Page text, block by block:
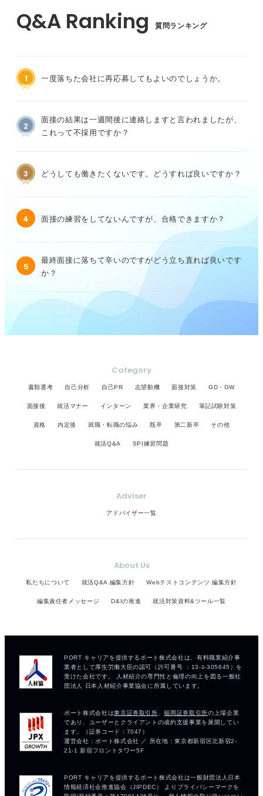
質問ランキング
1 一度落ちた会社に再応募してもよいのでしょうか。
2
面接の結果は一週間後に連絡しますと言われましたが、
これって不採用ですか？
3 どうしても働きたくないです。どうすれば良いですか？
4 面接の練習をしてないんですが、合格できますか？
5
最終面接に落ちて辛いのですがどう立ち直れば良いです
か？
Category
書類選考 自己分析 自己PR 志望動機 面接対策 GD・GW
面接後 就活マナー インターン 業界・企業研究 筆記試験対策
資格 内定後 就職・転職の悩み 既卒 第二新卒 その他
就活Q&A SPI練習問題
Adviser
アドバイザー一覧
About Us
私たちについて 就活Q&A 編集方針 Webテストコンテンツ 編集方針
編集責任者メッセージ D&Iの推進 就活対策資料&ツール一覧